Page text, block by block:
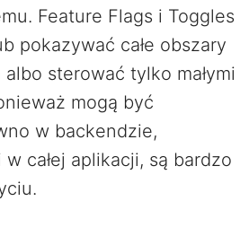
Feature Flags i Toggles
pokazywać całe obszary
sterować tylko małymi
mogą być
w backendzie,
całej aplikacji, są bardzo